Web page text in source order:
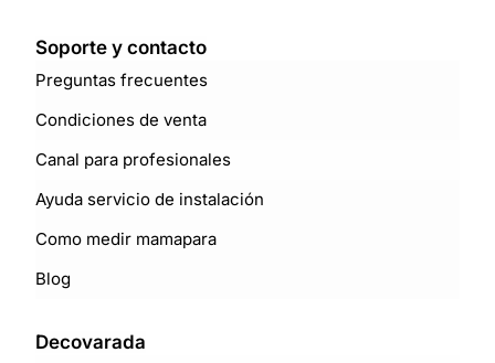
Soporte y contacto
Preguntas frecuentes
Condiciones de venta
Canal para profesionales
Ayuda servicio de instalación
Como medir mamapara
Blog
Decovarada